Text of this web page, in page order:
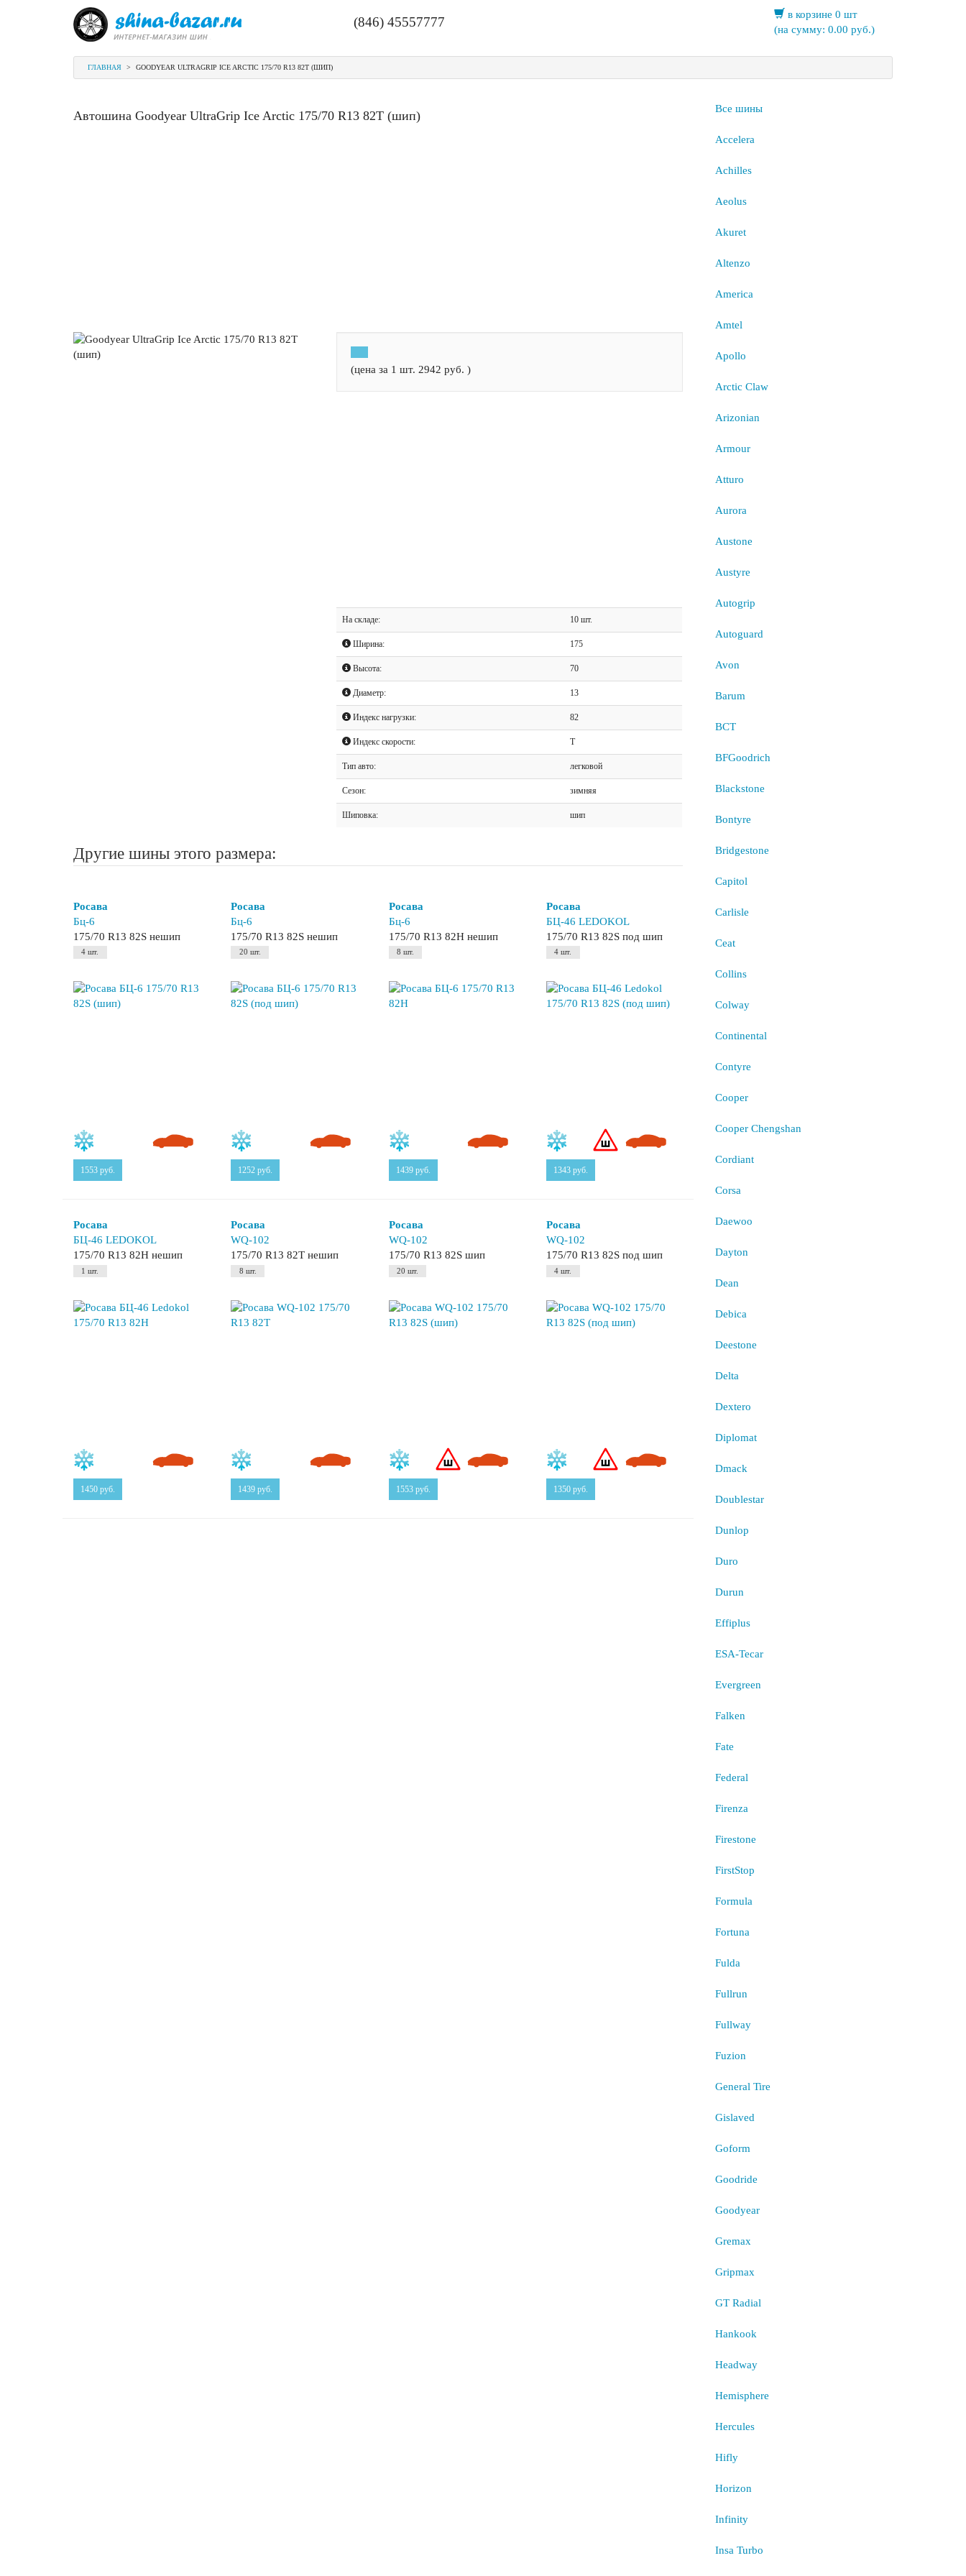
(846) 45557777
в корзине 0 шт
(на сумму: 0.00 руб.)
ГЛАВНАЯ > GOODYEAR ULTRAGRIP ICE ARCTIC 175/70 R13 82T (ШИП)
Автошина Goodyear UltraGrip Ice Arctic 175/70 R13 82T (шип)
(цена за 1 шт. 2942 руб. )
На складе: 10 шт.
Ширина: 175
Высота: 70
Диаметр: 13
Индекс нагрузки: 82
Индекс скорости: T
Тип авто: легковой
Сезон: зимняя
Шиповка: шип
Другие шины этого размера:
Росава
Бц-6
175/70 R13 82S нешип
4 шт.
1553 руб.
Росава
Бц-6
175/70 R13 82S нешип
20 шт.
1252 руб.
Росава
Бц-6
175/70 R13 82H нешип
8 шт.
1439руб.
Росава
БЦ-46 LEDOKOL
175/70 R13 82S под шип
4 шт.
1343 руб.
Росава
БЦ-46 LEDOKOL
175/70 R13 82H нешип
1 шт.
1450 руб.
Росава
WQ-102
175/70 R13 82T нешип
8 шт.
1439 руб.
Росава
WQ-102
175/70 R13 82S шип
20 шт.
1553руб.
Росава
WQ-102
175/70 R13 82S под шип
4 шт.
1350 руб.
Все шины
Accelera
Achilles
Aeolus
Akuret
Altenzo
America
Amtel
Apollo
Arctic Claw
Arizonian
Armour
Atturo
Aurora
Austone
Austyre
Autogrip
Autoguard
Avon
Barum
BCT
BFGoodrich
Blackstone
Bontyre
Bridgestone
Capitol
Carlisle
Ceat
Collins
Colway
Continental
Contyre
Cooper
Cooper Chengshan
Cordiant
Corsa
Daewoo
Dayton
Dean
Debica
Deestone
Delta
Dextero
Diplomat
Dmack
Doublestar
Dunlop
Duro
Durun
Effiplus
ESA-Tecar
Evergreen
Falken
Fate
Federal
Firenza
Firestone
FirstStop
Formula
Fortuna
Fulda
Fullrun
Fullway
Fuzion
General Tire
Gislaved
Goform
Goodride
Goodyear
Gremax
Gripmax
GT Radial
Hankook
Headway
Hemisphere
Hercules
Hifly
Horizon
Infinity
Insa Turbo